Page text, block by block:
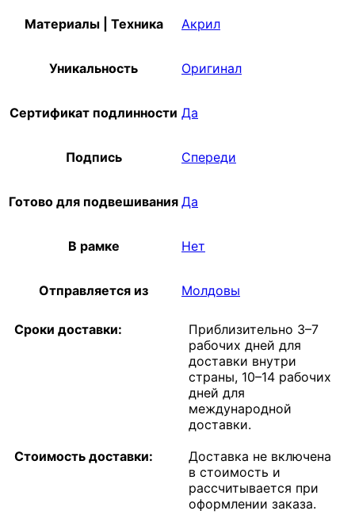
Материалы | Техника Акрил
Уникальность Оригинал
Сертификат подлинности Да
Подпись Спереди
Готово для подвешивания Да
В рамке Нет
Отправляется из Молдовы
Сроки доставки:
Приблизительно 3–7
рабочих дней для
доставки внутри
страны, 10–14 рабочих
дней для
международной
доставки.
Стоимость доставки:
Доставка не включена
в стоимость и
рассчитывается при
оформлении заказа.